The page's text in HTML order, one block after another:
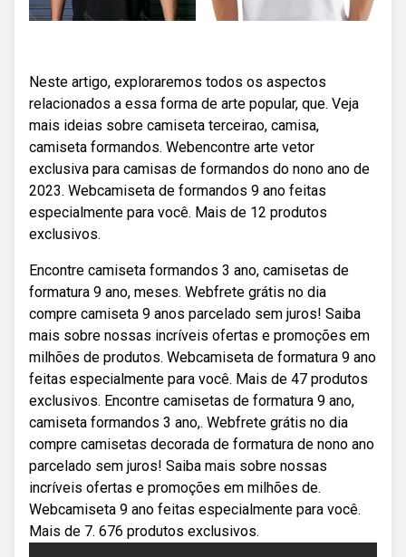
Neste artigo, exploraremos todos os aspectos
relacionados a essa forma de arte popular, que. Veja
mais ideias sobre camiseta terceirao, camisa,
camiseta formandos. Webencontre arte vetor
exclusiva para camisas de formandos do nono ano de
2023. Webcamiseta de formandos 9 ano feitas
especialmente para você. Mais de 12 produtos
exclusivos.
Encontre camiseta formandos 3 ano, camisetas de
formatura 9 ano, meses. Webfrete grátis no dia
compre camiseta 9 anos parcelado sem juros! Saiba
mais sobre nossas incríveis ofertas e promoções em
milhões de produtos. Webcamiseta de formatura 9 ano
feitas especialmente para você. Mais de 47 produtos
exclusivos. Encontre camisetas de formatura 9 ano,
camiseta formandos 3 ano,. Webfrete grátis no dia
compre camisetas decorada de formatura de nono ano
parcelado sem juros! Saiba mais sobre nossas
incríveis ofertas e promoções em milhões de.
Webcamiseta 9 ano feitas especialmente para você.
Mais de 7. 676 produtos exclusivos.